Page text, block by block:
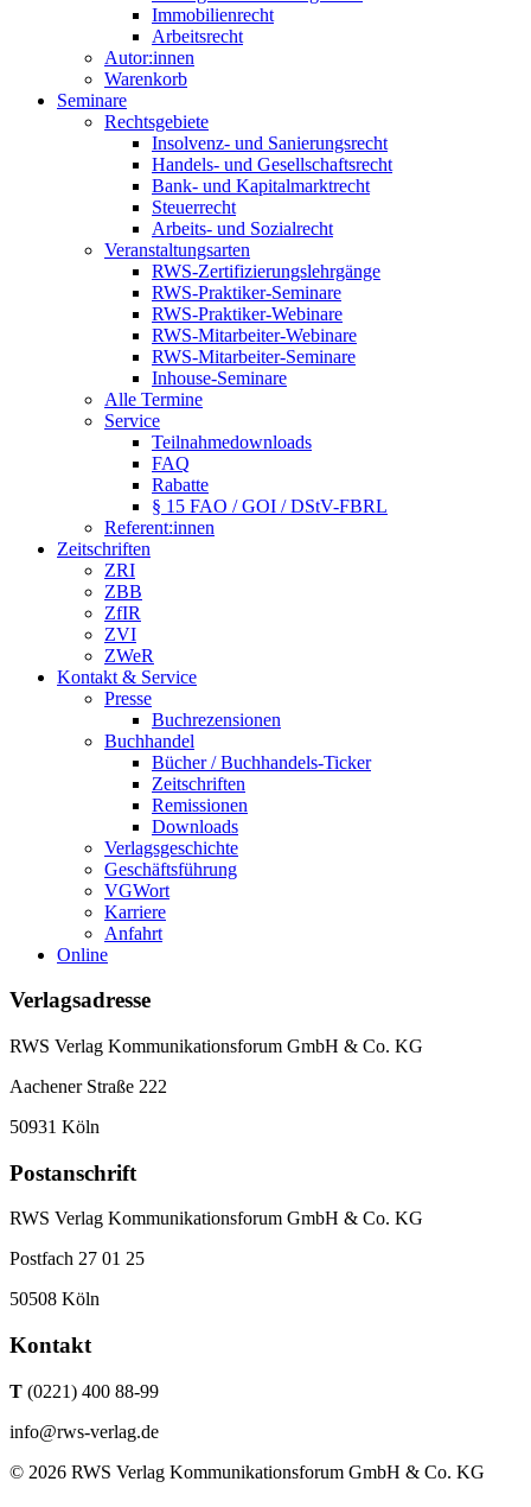
Immobilienrecht
Arbeitsrecht
Autor:innen
Warenkorb
Seminare
Rechtsgebiete
Insolvenz- und Sanierungsrecht
Handels- und Gesellschaftsrecht
Bank- und Kapitalmarktrecht
Steuerrecht
Arbeits- und Sozialrecht
Veranstaltungsarten
RWS-Zertifizierungslehrgänge
RWS-Praktiker-Seminare
RWS-Praktiker-Webinare
RWS-Mitarbeiter-Webinare
RWS-Mitarbeiter-Seminare
Inhouse-Seminare
Alle Termine
Service
Teilnahmedownloads
FAQ
Rabatte
§ 15 FAO / GOI / DStV-FBRL
Referent:innen
Zeitschriften
ZRI
ZBB
ZfIR
ZVI
ZWeR
Kontakt & Service
Presse
Buchrezensionen
Buchhandel
Bücher / Buchhandels-Ticker
Zeitschriften
Remissionen
Downloads
Verlagsgeschichte
Geschäftsführung
VGWort
Karriere
Anfahrt
Online
Verlagsadresse
RWS Verlag Kommunikationsforum GmbH & Co. KG
Aachener Straße 222
50931 Köln
Postanschrift
RWS Verlag Kommunikationsforum GmbH & Co. KG
Postfach 27 01 25
50508 Köln
Kontakt
T (0221) 400 88-99
info@rws-verlag.de
© 2026 RWS Verlag Kommunikationsforum GmbH & Co. KG